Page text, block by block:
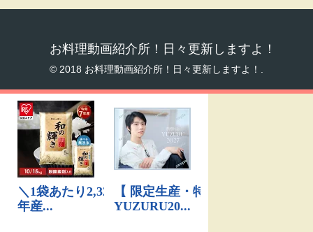
お料理動画紹介所！日々更新しますよ！
© 2018 お料理動画紹介所！日々更新しますよ！.